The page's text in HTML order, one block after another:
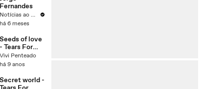
Fernandes
Notícias ao Minuto
há 6 meses
Seeds of love
- Tears For
Fears
Vivi Penteado
há 9 anos
Secret world -